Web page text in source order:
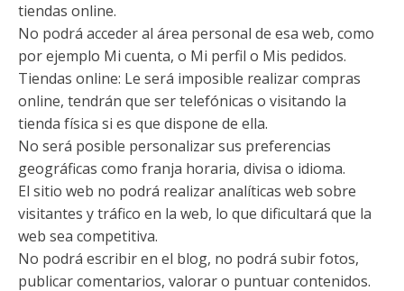
tiendas online.
No podrá acceder al área personal de esa web, como
por ejemplo Mi cuenta, o Mi perfil o Mis pedidos.
Tiendas online: Le será imposible realizar compras
online, tendrán que ser telefónicas o visitando la
tienda física si es que dispone de ella.
No será posible personalizar sus preferencias
geográficas como franja horaria, divisa o idioma.
El sitio web no podrá realizar analíticas web sobre
visitantes y tráfico en la web, lo que dificultará que la
web sea competitiva.
No podrá escribir en el blog, no podrá subir fotos,
publicar comentarios, valorar o puntuar contenidos.